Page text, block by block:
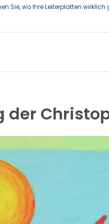
Sie, wo Ihre Leiterplatten wirklich
und
der